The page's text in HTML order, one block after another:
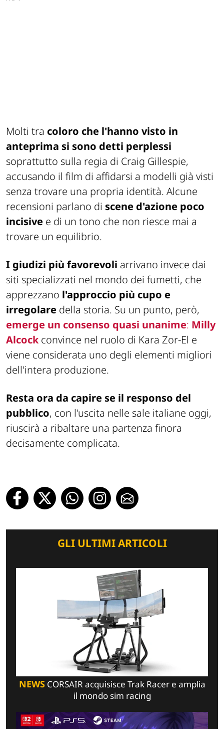
Molti tra coloro che l'hanno visto in
anteprima si sono detti perplessi
soprattutto sulla regia di Craig Gillespie,
accusando il film di affidarsi a modelli già visti
senza trovare una propria identità. Alcune
recensioni parlano di scene d'azione poco
incisive e di un tono che non riesce mai a
trovare un equilibrio.
I giudizi più favorevoli arrivano invece dai
siti specializzati nel mondo dei fumetti, che
apprezzano l'approccio più cupo e
irregolare della storia. Su un punto, però,
emerge un consenso quasi unanime: Milly
Alcockconvince nel ruolo di Kara Zor-El e
viene considerata uno degli elementi migliori
dell'intera produzione.
Resta ora da capire se il responso del
pubblico, con l'uscita nelle sale italiane oggi,
riuscirà a ribaltare una partenza finora
decisamente complicata.
GLI ULTIMI ARTICOLI
NEWSCORSAIR acquisisce Trak Racer e amplia
il mondo sim racing